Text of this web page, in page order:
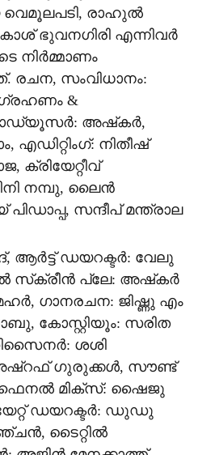
വെമൂലപടി, രാഹുല്‍
ഭുവനഗിരി എന്നിവര്‍
നിര്‍മ്മാണം
രചന, സംവിധാനം:
&
അഷ്‌കര്‍,
എഡിറ്റിംഗ്: നിതീഷ്
ക്രിയേറ്റീവ്
നമ്പു, ലൈന്‍
സന്ദീപ് മന്ത്രാല
ആര്‍ട്ട് ഡയറക്ടര്‍: വേലു
സ്‌ക്രീന്‍ പ്ലേ: അഷ്‌കര്‍
ഗാനരചന: ജിഷ്ണു എം
കോസ്റ്റിയൂം: സരിത
ശശി
ഗുരുക്കള്‍, സൗണ്ട്
മിക്‌സ്: ഷൈജു
ഡയറക്ടര്‍: ഡുഡു
ടൈറ്റില്‍